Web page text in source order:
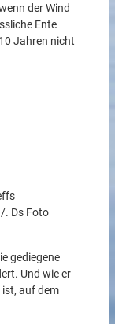
der Wind
Ente
Jahren nicht
. Ds Foto
gediegene
Und wie er
ist, auf dem